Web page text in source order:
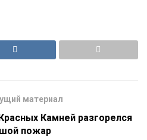
материал
Камней разгорелся
пожар